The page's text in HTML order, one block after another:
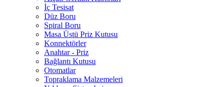
İç Tesisat
Düz Boru
Spiral Boru
Masa Üstü Priz Kutusu
Konnektörler
Anahtar - Priz
Bağlantı Kutusu
Otomatlar
Topraklama Malzemeleri